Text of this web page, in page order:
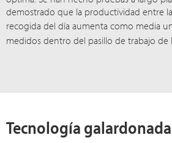
demostrado que la productividad entre
recogida del día aumenta como media
medidos dentro del pasillo de trabajo
Tecnología galardonada